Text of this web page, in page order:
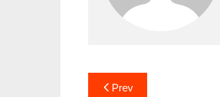
Prev